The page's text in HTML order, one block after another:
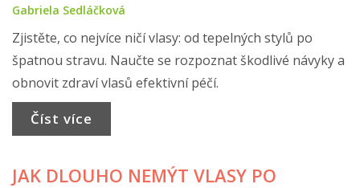
Gabriela Sedláčková
Zjistěte, co nejvíce ničí vlasy: od tepelných stylů po
špatnou stravu. Naučte se rozpoznat škodlivé návyky a
obnovit zdraví vlasů efektivní péčí.
Číst více
JAK DLOUHO NEMÝT VLASY PO